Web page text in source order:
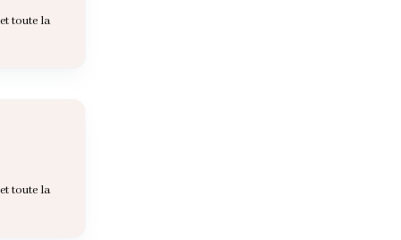
toute la
toute la